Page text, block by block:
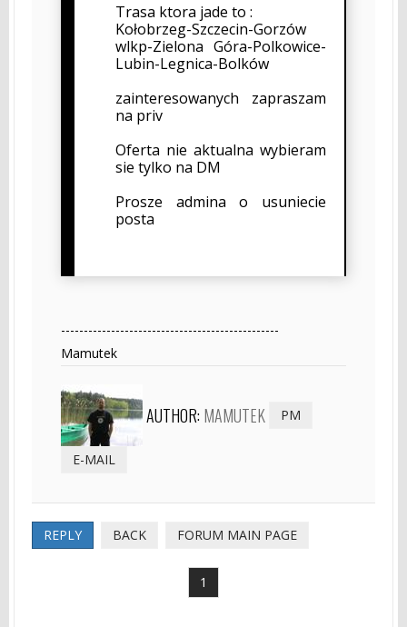
Trasa ktora jade to :
Kołobrzeg-Szczecin-Gorzów
wlkp-Zielona Góra-Polkowice-
Lubin-Legnica-Bolków
zainteresowanych zapraszam
na priv
Oferta nie aktualna wybieram
sie tylko na DM
Prosze admina o usuniecie
posta
------------------------------------------------
Mamutek
AUTHOR: MAMUTEK PM
E-MAIL
REPLY BACK FORUM MAIN PAGE
1